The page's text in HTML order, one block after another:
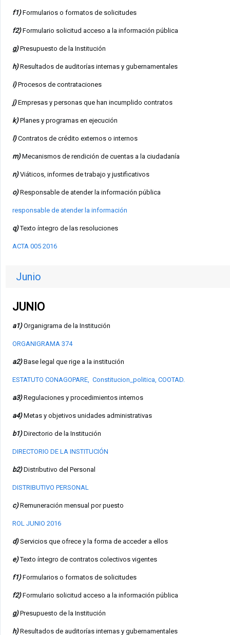
f1)Formularios o formatos de solicitudes
f2)Formulario solicitud acceso a la información pública
g) Presupuesto de la Institución
h)Resultados de auditorías internas y gubernamentales
i) Procesos de contrataciones
j) Empresas y personas que han incumplido contratos
k) Planes y programas en ejecución
l) Contratos de crédito externos o internos
m)Mecanismos de rendición de cuentas a la ciudadanía
n)Viáticos, informes de trabajo y justificativos
o)Responsable de atender la información pública
responsable de atender la información
q) Texto íntegro de las resoluciones
ACTA 005 2016
Junio
JUNIO
a1) Organigrama de la Institución
ORGANIGRAMA 374
a2) Base legal que rige a la institución
ESTATUTO CONAGOPARE, Constitucion_politica, COOTAD.
a3)Regulaciones y procedimientos internos
a4)Metas y objetivos unidades administrativas
b1)Directorio de la Institución
DIRECTORIO DE LA INSTITUCIÓN
b2)Distributivo del Personal
DISTRIBUTIVO PERSONAL
c)Remuneración mensual por puesto
ROL JUNIO 2016
d)Servicios que ofrece y la forma de acceder a ellos
e)Texto íntegro de contratos colectivos vigentes
f1)Formularios o formatos de solicitudes
f2)Formulario solicitud acceso a la información pública
g) Presupuesto de la Institución
h)Resultados de auditorías internas y gubernamentales